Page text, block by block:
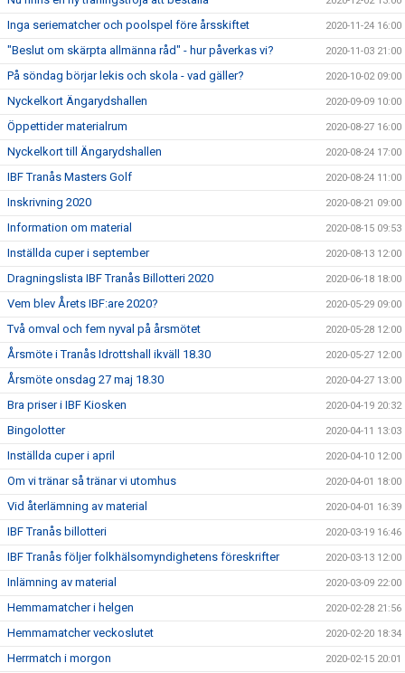
Inga seriematcher och poolspel före årsskiftet 2020-11-24 16:00
"Beslut om skärpta allmänna råd" - hur påverkas vi? 2020-11-03 21:00
På söndag börjar lekis och skola - vad gäller? 2020-10-02 09:00
Nyckelkort Ängarydshallen 2020-09-09 10:00
Öppettider materialrum 2020-08-27 16:00
Nyckelkort till Ängarydshallen 2020-08-24 17:00
IBF Tranås Masters Golf 2020-08-24 11:00
Inskrivning 2020 2020-08-21 09:00
Information om material 2020-08-15 09:53
Inställda cuper i september 2020-08-13 12:00
Dragningslista IBF Tranås Billotteri 2020 2020-06-18 18:00
Vem blev Årets IBF:are 2020? 2020-05-29 09:00
Två omval och fem nyval på årsmötet 2020-05-28 12:00
Årsmöte i Tranås Idrottshall ikväll 18.30 2020-05-27 12:00
Årsmöte onsdag 27 maj 18.30 2020-04-27 13:00
Bra priser i IBF Kiosken 2020-04-19 20:32
Bingolotter 2020-04-11 13:03
Inställda cuper i april 2020-04-10 12:00
Om vi tränar så tränar vi utomhus 2020-04-01 18:00
Vid återlämning av material 2020-04-01 16:39
IBF Tranås billotteri 2020-03-19 16:46
IBF Tranås följer folkhälsomyndighetens föreskrifter 2020-03-13 12:00
Inlämning av material 2020-03-09 22:00
Hemmamatcher i helgen 2020-02-28 21:56
Hemmamatcher veckoslutet 2020-02-20 18:34
Herrmatch i morgon 2020-02-15 20:01